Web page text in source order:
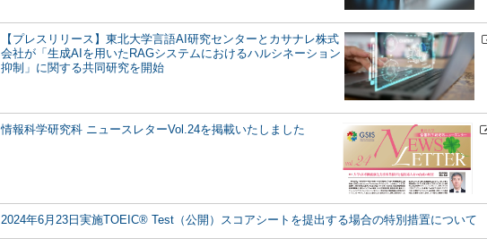
【プレスリリース】東北大学⾔語AI研究センターとカサナレ株式
会社が「生成AIを用いたRAGシステムにおけるハルシネーション
抑制」に関する共同研究を開始
情報科学研究科 ニュースレターVol.24を掲載いたしました
2024年6月23日実施TOEIC® Test（公開）スコアシートを提出する場合の特別措置について